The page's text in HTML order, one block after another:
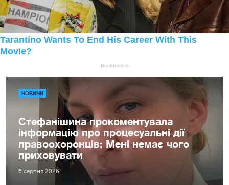
НОВИНИ
Стефанішина прокоментувала
інформацію про процесуальні дії
правоохоронців: Мені немає чого
приховувати
5 серпня 2026